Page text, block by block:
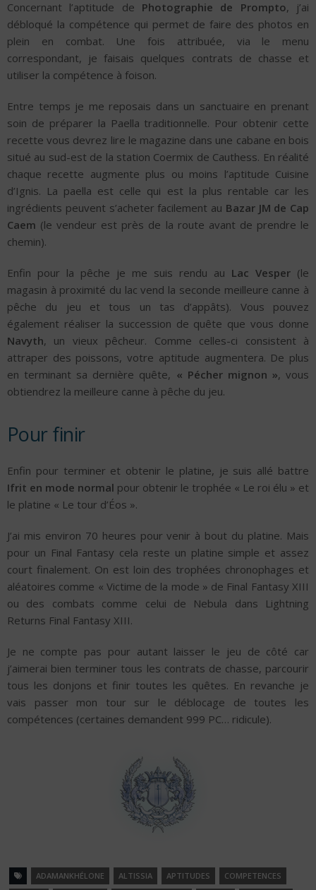
Concernant l’aptitude de Photographie de Prompto, j’ai
débloqué la compétence qui permet de faire des photos en
plein en combat. Une fois attribuée, via le menu
correspondant, je faisais quelques contrats de chasse et
utiliser la compétence à foison.
Entre temps je me reposais dans un sanctuaire en prenant
soin de préparer la Paella traditionnelle. Pour obtenir cette
recette vous devrez lire le magazine dans une cabane en bois
situé au sud-est de la station Coermix de Cauthess. En réalité
chaque recette augmente plus ou moins l’aptitude Cuisine
d’Ignis. La paella est celle qui est la plus rentable car les
ingrédients peuvent s’acheter facilement au Bazar JM de Cap
Caem (le vendeur est près de la route avant de prendre le
chemin).
Enfin pour la pêche je me suis rendu au Lac Vesper (le
magasin à proximité du lac vend la seconde meilleure canne à
pêche du jeu et tous un tas d’appâts). Vous pouvez
également réaliser la succession de quête que vous donne
Navyth, un vieux pêcheur. Comme celles-ci consistent à
attraper des poissons, votre aptitude augmentera. De plus
en terminant sa dernière quête, « Pécher mignon », vous
obtiendrez la meilleure canne à pêche du jeu.
Pour finir
Enfin pour terminer et obtenir le platine, je suis allé battre
Ifrit en mode normal pour obtenir le trophée « Le roi élu » et
le platine « Le tour d’Éos ».
J’ai mis environ 70 heures pour venir à bout du platine. Mais
pour un Final Fantasy cela reste un platine simple et assez
court finalement. On est loin des trophées chronophages et
aléatoires comme « Victime de la mode » de Final Fantasy XIII
ou des combats comme celui de Nebula dans Lightning
Returns Final Fantasy XIII.
Je ne compte pas pour autant laisser le jeu de côté car
j’aimerai bien terminer tous les contrats de chasse, parcourir
tous les donjons et finir toutes les quêtes. En revanche je
vais passer mon tour sur le déblocage de toutes les
compétences (certaines demandent 999 PC… ridicule).
ADAMANKHÉLONE ALTISSIA APTITUDES
COMPETENCES